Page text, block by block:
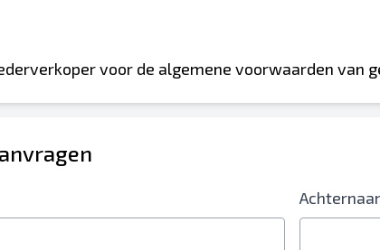
voor de algemene voorwaarden van